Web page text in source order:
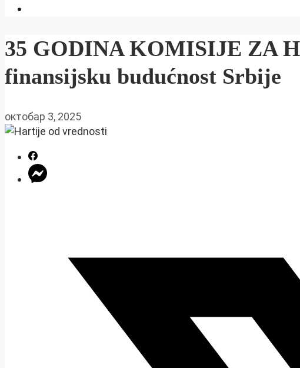
35 GODINA KOMISIJE ZA
finansijsku budućnost Srbije
октобар 3, 2025